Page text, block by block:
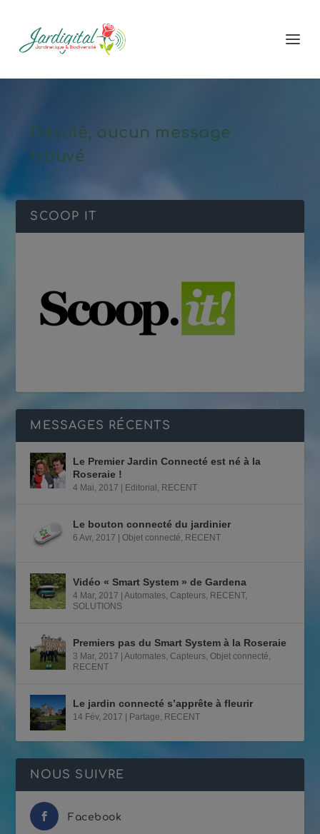
Désolé, aucun message
trouvé
SCOOP IT
MESSAGES RÉCENTS
Le Premier Jardin Connecté est né à la
Roseraie !
4 Mai, 2017 Editorial , RECENT
Le bouton connecté du jardinier
6 Avr, 2017 |Objet connecté, RECENT
Vidéo « Smart System » de Gardena
4 Mar, 2017 |Automates, Capteurs, RECENT,
SOLUTIONS
Premiers pas du Smart System à la Roseraie
3 Mar, 2017 |Automates, Capteurs,Objet connecté,
RECENT
Le jardin connecté s’apprête à fleurir
14 Fév, 2017 Partage, RECENT
NOUS SUIVRE
Facebook